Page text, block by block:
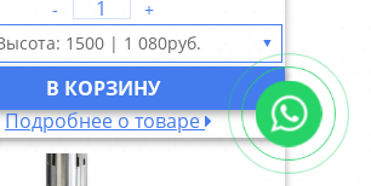
- +
В КОРЗИНУ
▼
Подробнее о товаре